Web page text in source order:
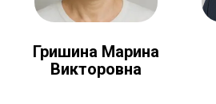
Гришина Марина
Викторовна